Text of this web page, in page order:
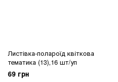
Листівка-полароїд квіткова
тематика (13),16 шт/уп
69 грн